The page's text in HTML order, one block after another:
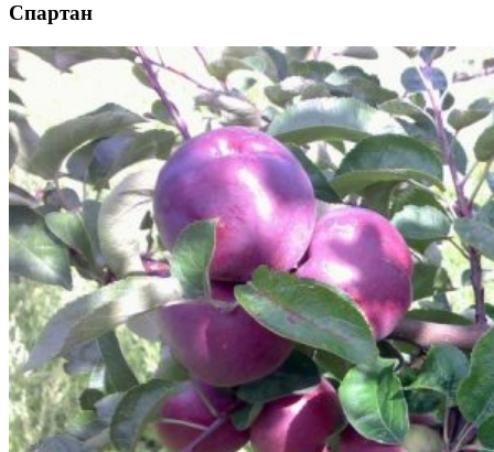
Спартан